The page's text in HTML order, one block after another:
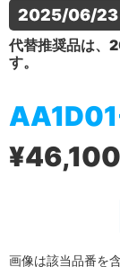
2025/06/23
代替推奨品は、
す。
¥46,100
画像は該当品番を